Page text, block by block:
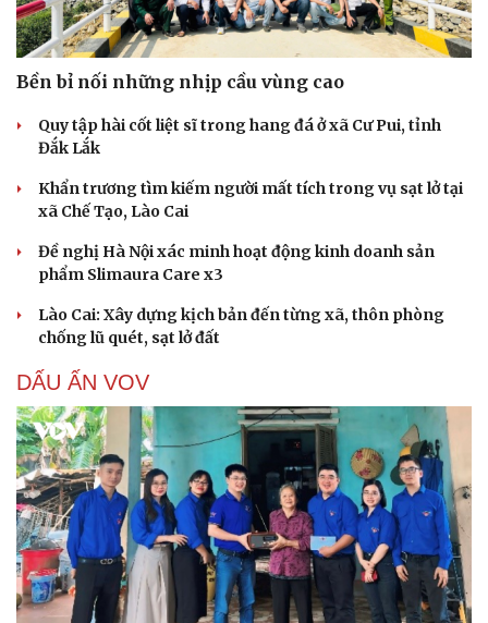
Bền bỉ nối những nhịp cầu vùng cao
Quy tập hài cốt liệt sĩ trong hang đá ở xã Cư Pui, tỉnh
Đắk Lắk
Khẩn trương tìm kiếm người mất tích trong vụ sạt lở tại
xã Chế Tạo, Lào Cai
Đề nghị Hà Nội xác minh hoạt động kinh doanh sản
phẩm Slimaura Care x3
Lào Cai: Xây dựng kịch bản đến từng xã, thôn phòng
chống lũ quét, sạt lở đất
DẤU ẤN VOV